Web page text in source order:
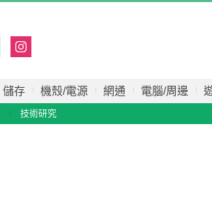
儲存 機殼/電源 網通 電腦/周邊
技術研究